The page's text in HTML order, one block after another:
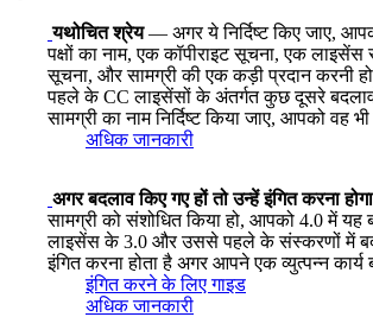
यथोचित श्रेय— अगर ये निर्दिष्ट किए जाए,
पक्षों का नाम, एक कॉपीराइट सूचना, एक
सूचना, और सामग्री की एक कड़ी प्रदान करनी
पहले के CC लाइसेंसों के अंतर्गत कुछ दूसरे
सामग्री का नाम निर्दिष्ट किया जाए, आपको वह
अधिक जानकारी
अगर बदलाव किए गए हों तो उन्हें इंगित करना होगा
सामग्री को संशोधित किया हो, आपको 4.0 में यह
लाइसेंस के 3.0 और उससे पहले के संस्करणों में
इंगित करना होता है अगर आपने एक व्युत्पन्न कार्य
इंगित करने के लिए गाइड
अधिक जानकारी